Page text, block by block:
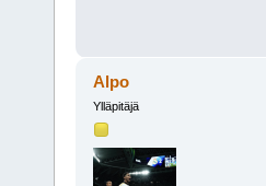
Alpo
Ylläpitäjä